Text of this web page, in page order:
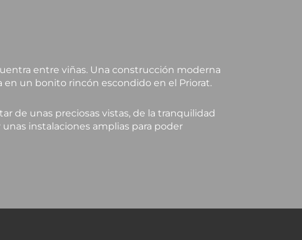
entre viñas. Una construcción moderna
un bonito rincón escondido en el Priorat.
de unas preciosas vistas, de la tranquilidad
instalaciones amplias para poder